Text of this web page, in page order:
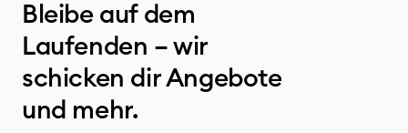
Bleibe auf dem
Laufenden – wir
schicken dir Angebote
und mehr.